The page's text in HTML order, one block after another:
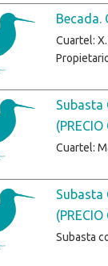
Becada.
Cuartel:
Subasta
(PRECIO
Cuartel:
Subasta
(PRECIO
Subasta